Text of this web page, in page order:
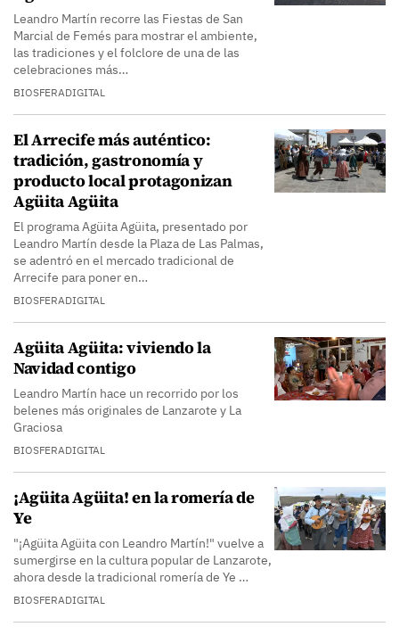
Leandro Martín recorre las Fiestas de San
Marcial de Femés para mostrar el ambiente,
las tradiciones y el folclore de una de las
celebraciones más…
BIOSFERADIGITAL
El Arrecife más auténtico:
tradición, gastronomía y
producto local protagonizan
Agüita Agüita
El programa Agüita Agüita, presentado por
Leandro Martín desde la Plaza de Las Palmas,
se adentró en el mercado tradicional de
Arrecife para poner en…
BIOSFERADIGITAL
Agüita Agüita: viviendo la
Navidad contigo
Leandro Martín hace un recorrido por los
belenes más originales de Lanzarote y La
Graciosa
BIOSFERADIGITAL
¡Agüita Agüita! en la romería de
Ye
"¡Agüita Agüita con Leandro Martín!" vuelve a
sumergirse en la cultura popular de Lanzarote,
ahora desde la tradicional romería de Ye …
BIOSFERADIGITAL